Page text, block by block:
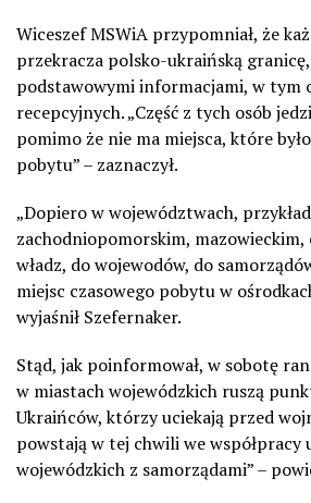
Wiceszef MSWiA przypomniał, że
przekracza polsko-ukraińską
podstawowymi informacjami, w tym
recepcyjnych. „Część z tych osób
pomimo że nie ma miejsca, które
pobytu” – zaznaczył.
„Dopiero w województwach,
zachodniopomorskim, mazowieckim,
władz, do wojewodów, do
miejsc czasowego pobytu w
wyjaśnił Szefernaker.
Stąd, jak poinformował, w sobotę
w miastach wojewódzkich ruszą
Ukraińców, którzy uciekają przed
powstają w tej chwili we współpracy
wojewódzkich z samorządami” –